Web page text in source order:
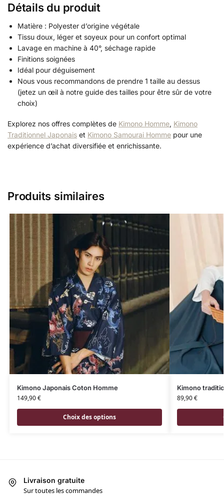
Détails du produit
Matière : Polyester d’origine végétale
Tissu doux, léger et soyeux pour un confort optimal
Lavage en machine à 40°, séchage rapide
Finitions soignées
Idéal pour déguisement
Nous vous recommandons de prendre 1 taille au dessus
(jetez un œil à notre guide des tailles pour être sûr de votre
choix)
Explorez nos offres complètes de Kimono Homme, Kimono
Traditionnel Japonais et Kimono Samourai Homme pour une
expérience d’achat diversifiée et enrichissante.
Produits similaires
Kimono Japonais Coton Homme
149,90€
Choix des options
Kimono
89,90€
Livraison gratuite
Sur toutes les commandes